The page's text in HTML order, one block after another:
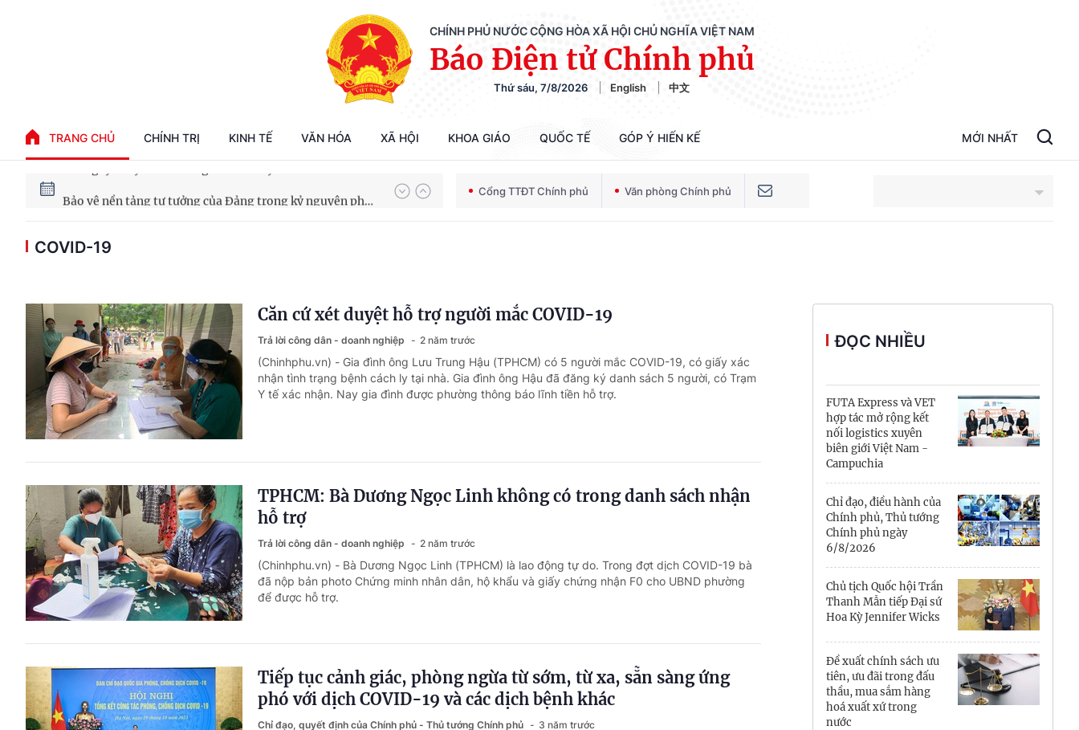
CHÍNH PHỦ NƯỚC CỘNG HÒA XÃ HỘI CHỦ NGHĨA VIỆT NAM
Báo Điện tử Chính phủ
Thứ sáu, 7/8/2026 English 中文
TRANG CHỦ CHÍNH TRỊ KINH TẾ VĂN HÓA XÃ HỘI KHOA GIÁO QUỐC TẾ GÓP Ý HIẾN KẾ MỚI NHẤT
100 ngày xử lý các điểm nghẽn về chuyển đổi số
Phát triển kinh tế nhà nước trong kỷ nguyên mới
Cổng TTĐT Chính phủ Văn phòng Chính phủ
Cần Thơ
Điện Biên
Đắk Lắk
Đồng Nai
Đồng Tháp
Gia Lai
Hồ Chí Minh
Hà Tĩnh
COVID-19
Căn cứ xét duyệt hỗ trợ người mắc COVID-19
Trả lời công dân - doanh nghiệp 2 năm trước
(Chinhphu.vn) - Gia đình ông Lưu Trung Hậu (TPHCM) có 5 người mắc COVID-19, có giấy xác
nhận tình trạng bệnh cách ly tại nhà. Gia đình ông Hậu đã đăng ký danh sách 5 người, có Trạm
Y tế xác nhận. Nay gia đình được phường thông báo lĩnh tiền hỗ trợ.
TPHCM: Bà Dương Ngọc Linh không có trong danh sách nhận
hỗ trợ
Trả lời công dân - doanh nghiệp 2 năm trước
(Chinhphu.vn) - Bà Dương Ngọc Linh (TPHCM) là lao động tự do. Trong đợt dịch COVID-19 bà
đã nộp bản photo Chứng minh nhân dân, hộ khẩu và giấy chứng nhận F0 cho UBND phường
để được hỗ trợ.
Tiếp tục cảnh giác, phòng ngừa từ sớm, từ xa, sẵn sàng ứng
phó với dịch COVID-19 và các dịch bệnh khác
Chỉ đạo, quyết định của Chính phủ - Thủ tướng Chính phủ 3 năm trước
ĐỌC NHIỀU
FUTA Express và VET
hợp tác mở rộng kết
nối logistics xuyên
biên giới Việt Nam -
Campuchia
Chỉ đạo, điều hành của
Chính phủ, Thủ tướng
Chính phủ ngày
6/8/2026
Chủ tịch Quốc hội Trần
Thanh Mẫn tiếp Đại sứ
Hoa Kỳ Jennifer Wicks
Đề xuất chính sách ưu
tiên, ưu đãi trong đấu
thầu, mua sắm hàng
hoá xuất xứ trong
nước